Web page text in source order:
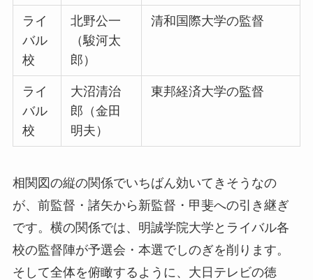
ライ
バル
校
北野公一
（駿河太
郎）
清和国際大学の監督
ライ
バル
校
大沼清治
郎（金田
明夫）
東邦経済大学の監督
相関図の縦の関係でいちばん効いてきそうなの
が、前監督・諸矢から新監督・甲斐への引き継ぎ
です。横の関係では、明誠学院大学とライバル各
校の監督陣が予選会・本選でしのぎを削ります。
そして全体を俯瞰するように、大日テレビの徳